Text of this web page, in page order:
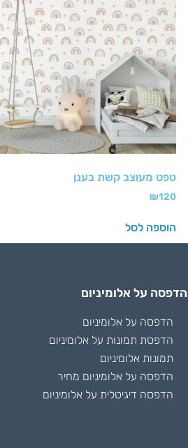
טפט מעוצב קשת בענן
₪120
הוספה לסל
הדפסה על אלומיניום
הדפסה על אלומיניום
הדפסת תמונות על אלומיניום
תמונות אלומיניום
הדפסה על אלומיניום מחיר
הדפסה דיגיטלית על אלומיניום